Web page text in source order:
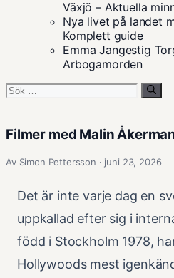
Växjö – Aktuella
Nya livet på landet
Komplett guide
Emma Jangestig
Arbogamorden
Sök
Filmer med Malin
Av Simon Pettersson · juni 23, 2026
Det är inte varje dag en
uppkallad efter sig i
född i Stockholm 1978,
Hollywoods mest